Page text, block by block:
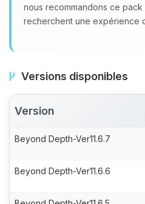
nous recommandons ce pack
recherchent une expérience
Versions disponibles
Version
Beyond Depth-Ver11.6.7
Beyond Depth-Ver11.6.6